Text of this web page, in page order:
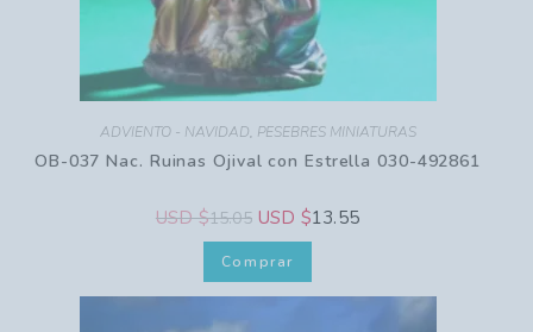
ADVIENTO - NAVIDAD, PESEBRES MINIATURAS
OB-037 Nac. Ruinas Ojival con Estrella 030-492861
USD $15.05 USD $13.55
Comprar